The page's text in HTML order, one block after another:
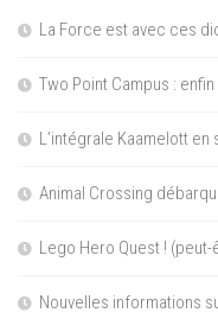
La Force est avec ces
Two Point Campus :
L’intégrale Kaamelott
Animal Crossing
Lego Hero Quest ! (peut-
Nouvelles informations